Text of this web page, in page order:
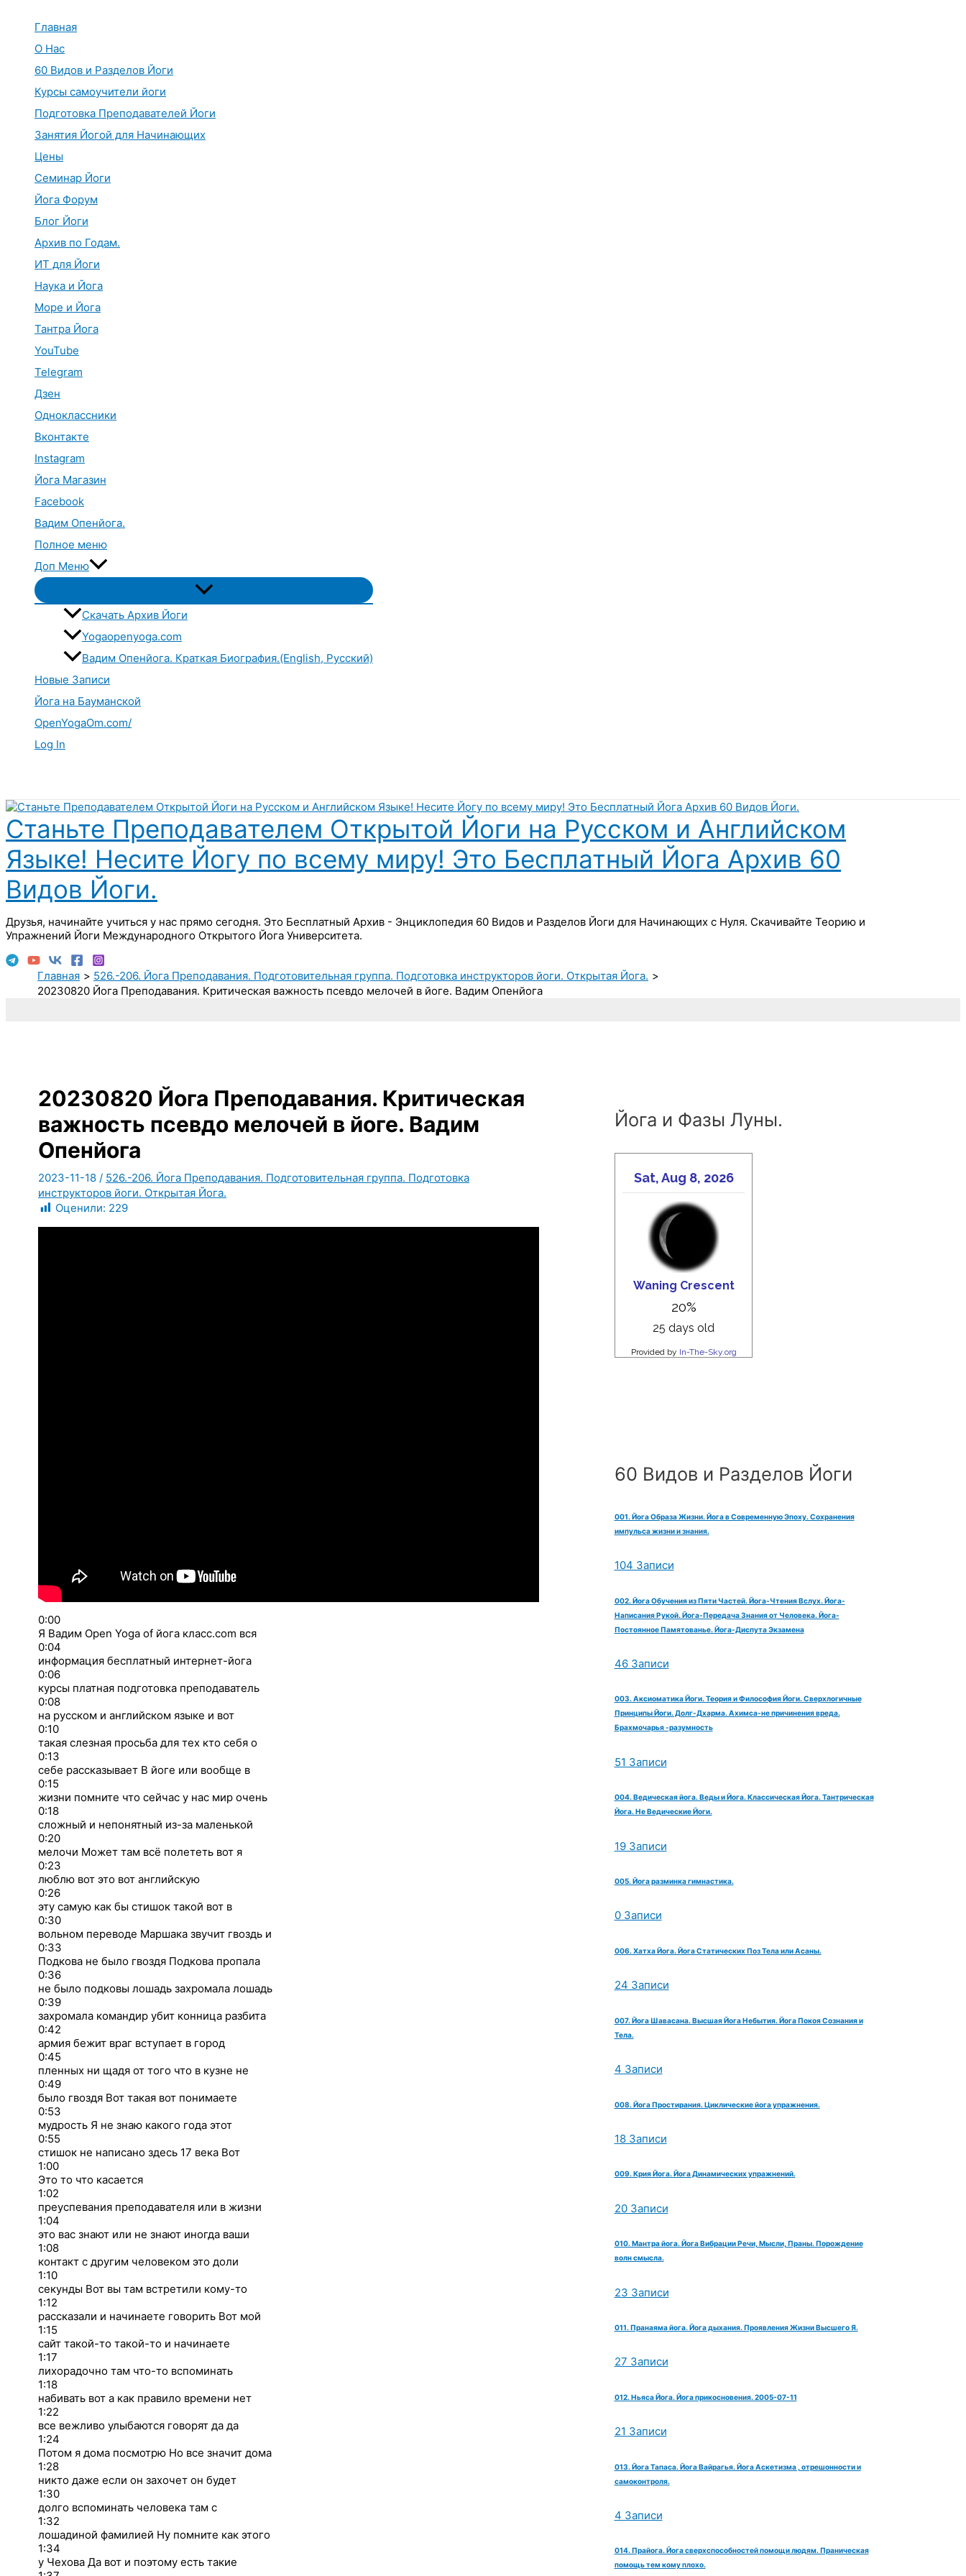
Главная
О Нас
60 Видов и Разделов Йоги
Курсы самоучители йоги
Подготовка Преподавателей Йоги
Занятия Йогой для Начинающих
Цены
Семинар Йоги
Йога Форум
Блог Йоги
Архив по Годам.
ИТ для Йоги
Наука и Йога
Море и Йога
Тантра Йога
YouTube
Telegram
Дзен
Одноклассники
Вконтакте
Instagram
Йога Магазин
Facebook
Вадим Опенйога.
Полное меню
Доп Меню
Переключатель
меню
Скачать Архив Йоги
Yogaopenyoga.com
Вадим Опенйога. Краткая Биография.(English, Русский)
Новые Записи
Йога на Бауманской
OpenYogaOm.com/
Log In
Станьте Преподавателем Открытой Йоги на Русском и Английском
Языке! Несите Йогу по всему миру! Это Бесплатный Йога Архив 60
Видов Йоги.
Друзья, начинайте учиться у нас прямо сегодня. Это Бесплатный Архив - Энциклопедия 60 Видов и Разделов Йоги для Начинающих с Нуля. Скачивайте Теорию и
Упражнений Йоги Международного Открытого Йога Университета.
Главная
526.-206. Йога Преподавания. Подготовительная группа. Подготовка инструкторов йоги. Открытая Йога.
20230820 Йога Преподавания. Критическая важность псевдо мелочей в йоге. Вадим Опенйога
20230820 Йога Преподавания. Критическая
важность псевдо мелочей в йоге. Вадим
Опенйога
2023-11-18 / 526.-206. Йога Преподавания. Подготовительная группа. Подготовка
инструкторов йоги. Открытая Йога.
Оценили: 229
0:00
Я Вадим Open Yoga of йога класс.com вся
0:04
информация бесплатный интернет-йога
0:06
курсы платная подготовка преподаватель
0:08
на русском и английском языке и вот
0:10
такая слезная просьба для тех кто себя о
0:13
себе рассказывает В йоге или вообще в
0:15
жизни помните что сейчас у нас мир очень
0:18
сложный и непонятный из-за маленькой
0:20
мелочи Может там всё полететь вот я
0:23
люблю вот это вот английскую
0:26
эту самую как бы стишок такой вот в
0:30
вольном переводе Маршака звучит гвоздь и
0:33
Подкова не было гвоздя Подкова пропала
0:36
не было подковы лошадь захромала лошадь
0:39
захромала командир убит конница разбита
0:42
армия бежит враг вступает в город
0:45
пленных ни щадя от того что в кузне не
0:49
было гвоздя Вот такая вот понимаете
0:53
мудрость Я не знаю какого года этот
0:55
стишок не написано здесь 17 века Вот
1:00
Это то что касается
1:02
преуспевания преподавателя или в жизни
1:04
это вас знают или не знают иногда ваши
1:08
контакт с другим человеком это доли
1:10
секунды Вот вы там встретили кому-то
1:12
рассказали и начинаете говорить Вот мой
1:15
сайт такой-то такой-то и начинаете
1:17
лихорадочно там что-то вспоминать
1:18
набивать вот а как правило времени нет
1:22
все вежливо улыбаются говорят да да
1:24
Потом я дома посмотрю Но все значит дома
1:28
никто даже если он захочет он будет
1:30
долго вспоминать человека там с
1:32
лошадиной фамилией Ну помните как этого
1:34
у Чехова Да вот и поэтому есть такие
Йога и Фазы Луны.
60 Видов и Разделов Йоги
001. Йога Образа Жизни. Йога в Современную Эпоху. Сохранения
импульса жизни и знания.
104 Записи
002. Йога Обучения из Пяти Частей. Йога-Чтения Вслух. Йога-
Написания Рукой. Йога-Передача Знания от Человека. Йога-
Постоянное Памятованье. Йога-Диспута Экзамена
46 Записи
003. Аксиоматика Йоги. Теория и Философия Йоги. Сверхлогичные
Принципы Йоги. Долг-Дхарма. Ахимса-не причинения вреда.
Брахмочарья -разумность
51 Записи
004. Ведическая йога. Веды и Йога. Классическая Йога. Тантрическая
Йога. Не Ведические Йоги.
19 Записи
005. Йога разминка гимнастика.
0 Записи
006. Хатха Йога. Йога Статических Поз Тела или Асаны.
24 Записи
007. Йога Шавасана. Высшая Йога Небытия. Йога Покоя Сознания и
Тела.
4 Записи
008. Йога Простирания. Циклические йога упражнения.
18 Записи
009. Крия Йога. Йога Динамических упражнений.
20 Записи
010. Мантра йога. Йога Вибрации Речи, Мысли, Праны. Порождение
волн смысла.
23 Записи
011. Пранаяма йога. Йога дыхания. Проявления Жизни Высшего Я.
27 Записи
012. Ньяса Йога. Йога прикосновения. 2005-07-11
21 Записи
013. Йога Тапаса. Йога Вайрагья. Йога Аскетизма , отрешонности и
самоконтроля.
4 Записи
014. Прайога. Йога сверхспособностей помощи людям. Праническая
помощь тем кому плохо.